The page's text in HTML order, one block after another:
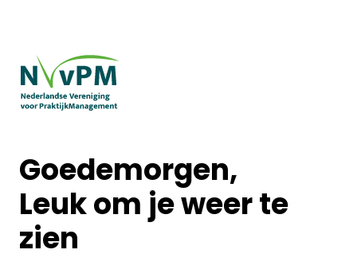
Goedemorgen,
Leuk om je weer te
zien